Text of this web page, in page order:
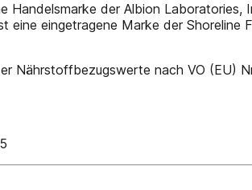
Handelsmarke der Albion Laboratories,
eine eingetragene Marke der Shoreline
Nährstoffbezugswerte nach VO (EU)